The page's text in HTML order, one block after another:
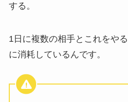
する。
1日に複数の相手とこれをや
に消耗しているんです。